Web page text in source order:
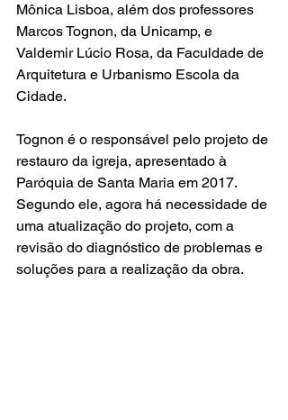
Mônica Lisboa, além dos professores
Marcos Tognon, da Unicamp, e
Valdemir Lúcio Rosa, da Faculdade de
Arquitetura e Urbanismo Escola da
Cidade.
Tognon é o responsável pelo projeto de
restauro da igreja, apresentado à
Paróquia de Santa Maria em 2017.
Segundo ele, agora há necessidade de
uma atualização do projeto, com a
revisão do diagnóstico de problemas e
soluções para a realização da obra.